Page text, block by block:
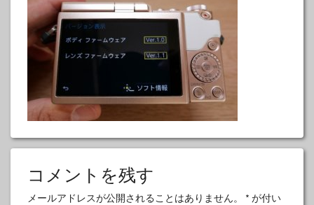
コメントを残す
メールアドレスが公開されることはありません。 * が付い